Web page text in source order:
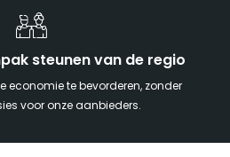
steunen van de regio
economie te bevorderen, zonder
voor onze aanbieders.